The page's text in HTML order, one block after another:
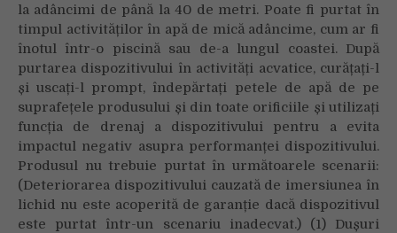
la adâncimi de până la 40 de metri. Poate fi purtat în
timpul activităților în apă de mică adâncime, cum ar fi
înotul într-o piscină sau de-a lungul coastei. După
purtarea dispozitivului în activități acvatice, curățați-l
și uscați-l prompt, îndepărtați petele de apă de pe
suprafețele produsului și din toate orificiile și utilizați
funcția de drenaj a dispozitivului pentru a evita
impactul negativ asupra performanței dispozitivului.
Produsul nu trebuie purtat în următoarele scenarii:
(Deteriorarea dispozitivului cauzată de imersiunea în
lichid nu este acoperită de garanție dacă dispozitivul
este purtat într-un scenariu inadecvat.) (1) Dușuri